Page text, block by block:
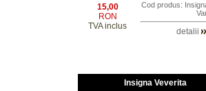
15,00
RON
TVA inclus
Cod produs:
detalii
Insigna Veverita